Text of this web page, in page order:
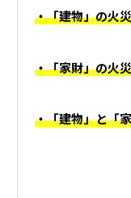
・「建物」の火
・「家財」の火
・「建物」と「